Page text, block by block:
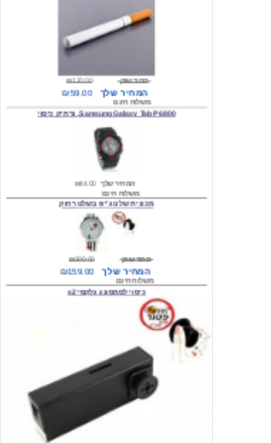
₪120.00
משלוח חינם
Samsung Galaxy Tab P6800, נרתיק כיסוי
המחיר שלך
משלוח חינם
₪300.00 מחיר שוק
₪159.00
כיסוי לסמסונג גלקסי s2
₪59.00